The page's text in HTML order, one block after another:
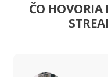
ČO HOVORIA